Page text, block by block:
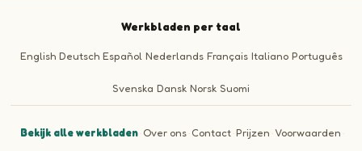
Werkbladen per taal
English Deutsch Español Nederlands Français Italiano Português
Svenska Dansk Norsk Suomi
Bekijk alle werkbladen · Over ons · Contact ·Prijzen ·Voorwaarden ·